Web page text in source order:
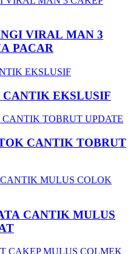
VIRAL MAN 3
PACAR
EKSLUSIF
CANTIK TOBRUT
CANTIK MULUS